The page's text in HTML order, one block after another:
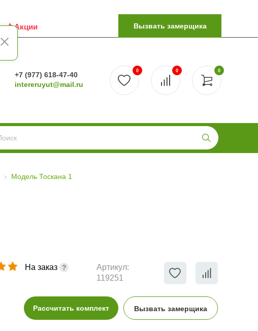
Акции Вызвать замерщика
+7 (977) 618-47-40
intereruyut@mail.ru
0
0 0
Модель Тоскана 1
На заказ
Артикул:
119251
Рассчитать комплект Вызвать замерщика